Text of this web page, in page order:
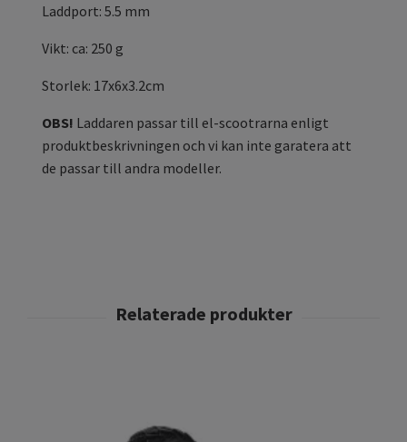
Laddport: 5.5 mm
Vikt: ca: 250 g
Storlek: 17x6x3.2cm
OBS! Laddaren passar till el-scootrarna enligt
produktbeskrivningen och vi kan inte garatera att
de passar till andra modeller.